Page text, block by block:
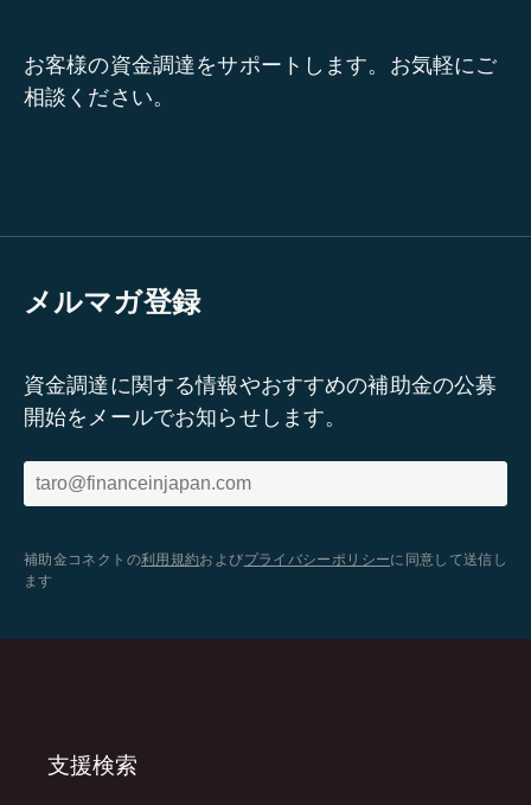
お客様の資金調達をサポートします。お気軽にご
相談ください。
メルマガ登録
資金調達に関する情報やおすすめの補助金の公募
開始をメールでお知らせします。
補助金コネクトの利用規約およびプライバシーポリシーに同意して送信し
ます
支援検索